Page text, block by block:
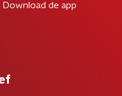
Download de app